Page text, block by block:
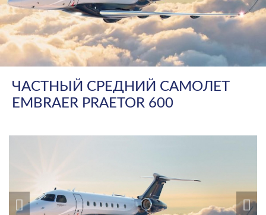
ЧАСТНЫЙ СРЕДНИЙ САМОЛЕТ
EMBRAER PRAETOR 600